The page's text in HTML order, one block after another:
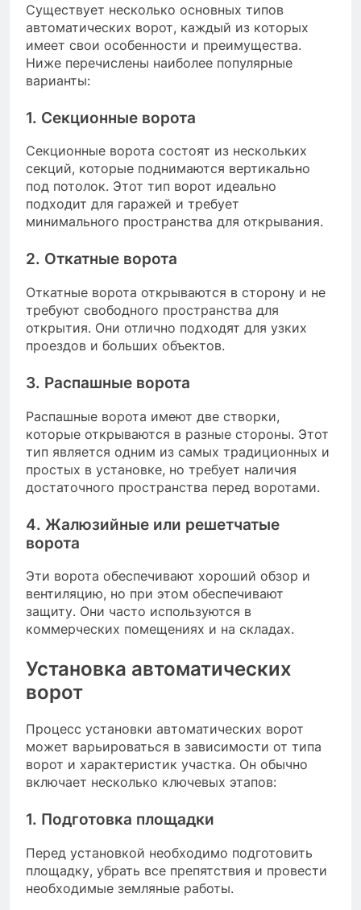
Существует несколько основных типов
автоматических ворот, каждый из которых
имеет свои особенности и преимущества.
Ниже перечислены наиболее популярные
варианты:
1. Секционные ворота
Секционные ворота состоят из нескольких
секций, которые поднимаются вертикально
под потолок. Этот тип ворот идеально
подходит для гаражей и требует
минимального пространства для открывания.
2. Откатные ворота
Откатные ворота открываются в сторону и не
требуют свободного пространства для
открытия. Они отлично подходят для узких
проездов и больших объектов.
3. Распашные ворота
Распашные ворота имеют две створки,
которые открываются в разные стороны. Этот
тип является одним из самых традиционных и
простых в установке, но требует наличия
достаточного пространства перед воротами.
4. Жалюзийные или решетчатые
ворота
Эти ворота обеспечивают хороший обзор и
вентиляцию, но при этом обеспечивают
защиту. Они часто используются в
коммерческих помещениях и на складах.
Установка автоматических
ворот
Процесс установки автоматических ворот
может варьироваться в зависимости от типа
ворот и характеристик участка. Он обычно
включает несколько ключевых этапов:
1. Подготовка площадки
Перед установкой необходимо подготовить
площадку, убрать все препятствия и провести
необходимые земляные работы.